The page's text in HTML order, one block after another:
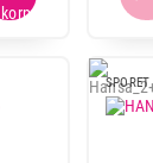
SPORET